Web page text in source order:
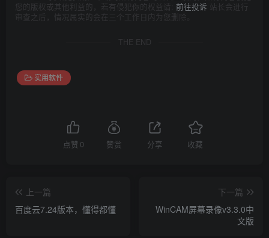
您的版权或其他利益的，若有侵犯你的权益请: 前往投诉 站长会进行
审查之后，情况属实的会在三个工作日内为您删除。
THE END
实用软件
点赞 0 赞赏 分享 收藏
上一篇
百度云7.24版本，懂得都懂
下一篇
WinCAM屏幕录像v3.3.0中
文版